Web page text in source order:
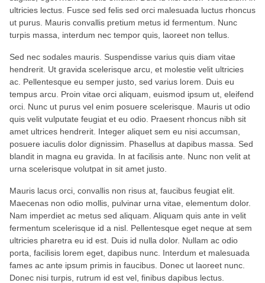
ultricies lectus. Fusce sed felis sed orci malesuada luctus rhoncus
ut purus. Mauris convallis pretium metus id fermentum. Nunc
turpis massa, interdum nec tempor quis, laoreet non tellus.
Sed nec sodales mauris. Suspendisse varius quis diam vitae
hendrerit. Ut gravida scelerisque arcu, et molestie velit ultricies
ac. Pellentesque eu semper justo, sed varius lorem. Duis eu
tempus arcu. Proin vitae orci aliquam, euismod ipsum ut, eleifend
orci. Nunc ut purus vel enim posuere scelerisque. Mauris ut odio
quis velit vulputate feugiat et eu odio. Praesent rhoncus nibh sit
amet ultrices hendrerit. Integer aliquet sem eu nisi accumsan,
posuere iaculis dolor dignissim. Phasellus at dapibus massa. Sed
blandit in magna eu gravida. In at facilisis ante. Nunc non velit at
urna scelerisque volutpat in sit amet justo.
Mauris lacus orci, convallis non risus at, faucibus feugiat elit.
Maecenas non odio mollis, pulvinar urna vitae, elementum dolor.
Nam imperdiet ac metus sed aliquam. Aliquam quis ante in velit
fermentum scelerisque id a nisl. Pellentesque eget neque at sem
ultricies pharetra eu id est. Duis id nulla dolor. Nullam ac odio
porta, facilisis lorem eget, dapibus nunc. Interdum et malesuada
fames ac ante ipsum primis in faucibus. Donec ut laoreet nunc.
Donec nisi turpis, rutrum id est vel, finibus dapibus lectus.